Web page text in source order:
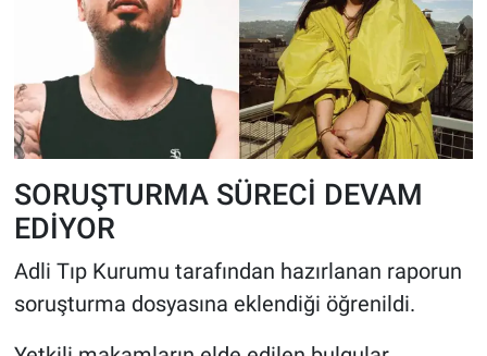
SORUŞTURMA SÜRECİ DEVAM
EDİYOR
Adli Tıp Kurumu tarafından hazırlanan raporun
soruşturma dosyasına eklendiği öğrenildi.